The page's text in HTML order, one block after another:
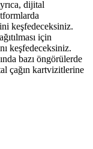
dijital
keşfedeceksiniz.
için
keşfedeceksiniz.
bazı öngörülerde
çağın kartvizitlerine